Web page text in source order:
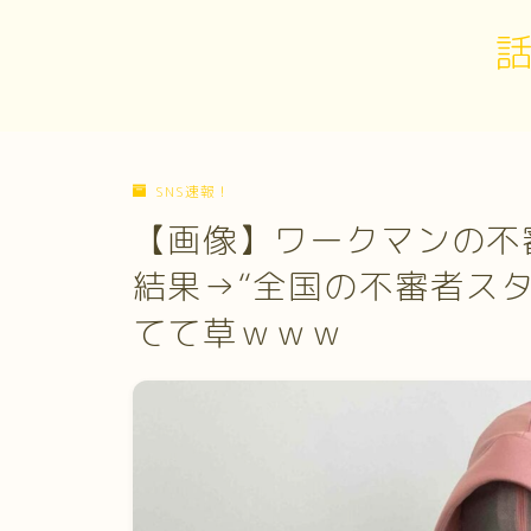
SNS速報！
【画像】ワークマンの
結果→“全国の不審者ス
てて草ｗｗｗ